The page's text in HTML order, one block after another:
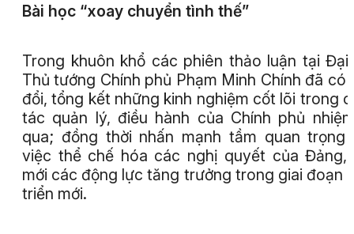
Bài học “xoay chuyển tình thế”
Trong khuôn khổ các phiên thảo luận tại Đại
Thủ tướng Chính phủ Phạm Minh Chính đã có
đổi, tổng kết những kinh nghiệm cốt lõi trong
tác quản lý, điều hành của Chính phủ
qua; đồng thời nhấn mạnh tầm quan trọng
việc thể chế hóa các nghị quyết của Đảng,
mới các động lực tăng trưởng trong giai đoạn
triển mới.